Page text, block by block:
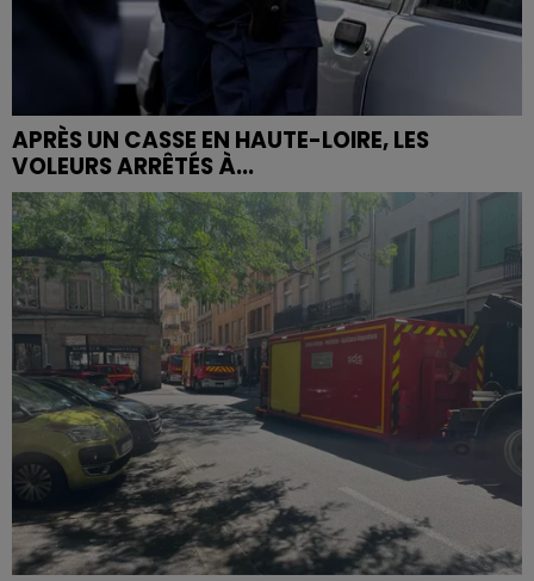
APRÈS UN CASSE EN HAUTE-LOIRE, LES
VOLEURS ARRÊTÉS À...